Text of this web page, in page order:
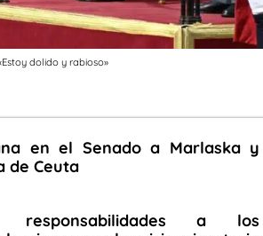
dolido y rabioso»
en el Senado a Marlaska y
de Ceuta
responsabilidades a los